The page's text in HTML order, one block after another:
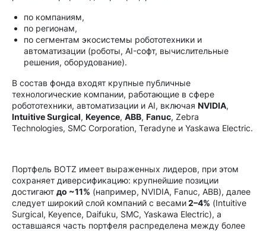
по компаниям,
по регионам,
по сегментам экосистемы робототехники и
автоматизации (роботы, AI-софт, вычислительные
решения, оборудование).
В состав фонда входят крупные публичные
технологические компании, работающие в сфере
робототехники, автоматизации и AI, включая NVIDIA,
Intuitive Surgical, Keyence, ABB, Fanuc, Zebra
Technologies, SMC Corporation, Teradyne и Yaskawa Electric.
Портфель BOTZ имеет выраженных лидеров, при этом
сохраняет диверсификацию: крупнейшие позиции
достигают до ~11% (например, NVIDIA, Fanuc, ABB), далее
следует широкий слой компаний с весами2–4% (Intuitive
Surgical, Keyence, Daifuku, SMC, Yaskawa Electric), а
оставшаяся часть портфеля распределена между более